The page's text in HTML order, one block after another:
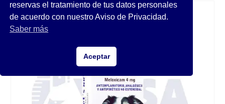
reservas el tratamiento de tus datos personales
de acuerdo con nuestro Aviso de Privacidad.
Saber más
Aceptar